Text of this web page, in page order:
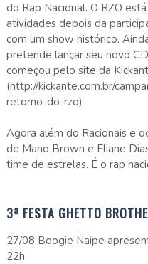
do Rap Nacional. O RZO
atividades depois da
com um show histórico.
pretende lançar seu novo
começou pelo site da
(http://kickante.com.br/
retorno-do-rzo)
Agora além do Racionais e
de Mano Brown e Eliane
time de estrelas. É o rap
3ª FESTA GHETTO
27/08 Boogie Naipe
22h